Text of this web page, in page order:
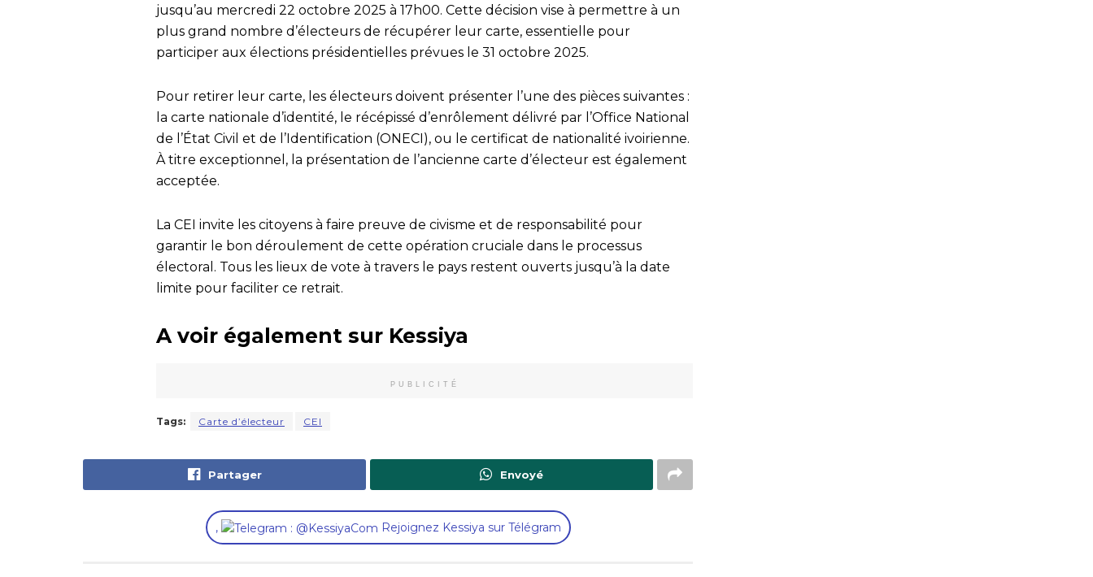
jusqu’au mercredi 22 octobre 2025 à 17h00. Cette décision vise à permettre à un
plus grand nombre d’électeurs de récupérer leur carte, essentielle pour
participer aux élections présidentielles prévues le 31 octobre 2025.
Pour retirer leur carte, les électeurs doivent présenter l’une des pièces suivantes :
la carte nationale d’identité, le récépissé d’enrôlement délivré par l’Office National
de l’État Civil et de l’Identification (ONECI), ou le certificat de nationalité ivoirienne.
À titre exceptionnel, la présentation de l’ancienne carte d’électeur est également
acceptée.
La CEI invite les citoyens à faire preuve de civisme et de responsabilité pour
garantir le bon déroulement de cette opération cruciale dans le processus
électoral. Tous les lieux de vote à travers le pays restent ouverts jusqu’à la date
limite pour faciliter ce retrait.
A voir également sur Kessiya
PUBLICITÉ
Tags: Carte d’électeur CEI
Partager Envoyé
, Rejoignez Kessiya sur Télégram